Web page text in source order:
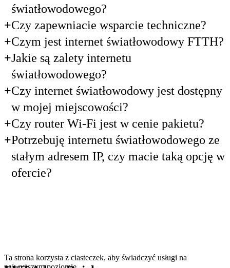
światłowodowego?
Czy zapewniacie wsparcie techniczne?
Czym jest internet światłowodowy FTTH?
Jakie są zalety internetu
światłowodowego?
Czy internet światłowodowy jest dostępny
w mojej miejscowości?
Czy router Wi-Fi jest w cenie pakietu?
Potrzebuję internetu światłowodowego ze
stałym adresem IP, czy macie taką opcję w
ofercie?
Ta strona korzysta z ciasteczek, aby świadczyć usługi na